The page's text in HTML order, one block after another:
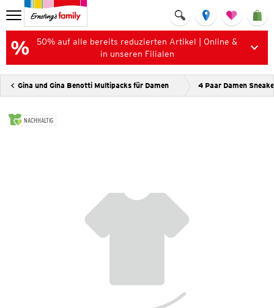
50% auf alle bereits reduzierten Artikel | Online &
in unseren Filialen
Gina und Gina Benotti Multipacks für Damen 4 Paar Damen
NACHHALTIG